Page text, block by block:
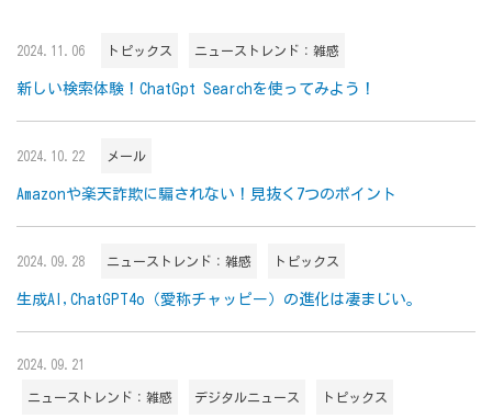
2024.11.06 トピックス ニューストレンド：雑感
新しい検索体験！ChatGpt Searchを使ってみよう！
2024.10.22 メール
Amazonや楽天詐欺に騙されない！見抜く7つのポイント
2024.09.28 ニューストレンド：雑感 トピックス
生成AI,ChatGPT4o（愛称チャッピー）の進化は凄まじい。
2024.09.21
ニューストレンド：雑感 デジタルニュース トピックス